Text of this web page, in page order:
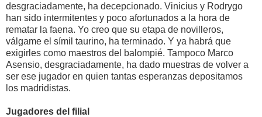
desgraciadamente, ha decepcionado. Vinicius y Rodrygo
han sido intermitentes y poco afortunados a la hora de
rematar la faena. Yo creo que su etapa de novilleros,
válgame el símil taurino, ha terminado. Y ya habrá que
exigirles como maestros del balompié. Tampoco Marco
Asensio, desgraciadamente, ha dado muestras de volver a
ser ese jugador en quien tantas esperanzas depositamos
los madridistas.
Jugadores del filial